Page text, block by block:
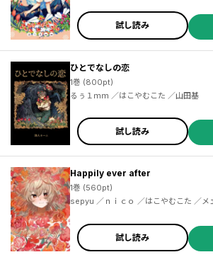
／文玲カナ ／猫草わた ／大樂よう ／餅田ぷり ／空山トキ ／五色安
朱村咲 ／小菊路よう ／えびの ／関西だし ／麻生りーち ／泉庭花
／葉山桐 ／うさみひろ ／日永みう ／犬走炯 ／星野翼 ／こうちまん
がフェスティバル実行委員会 ／卯月ココ ／帆高晴海 ／こそうねず
試し読み
ひとでなしの恋
1巻 (800pt)
るぅ１ｍｍ ／はこやむこた ／山田基
試し読み
Happily ever after
1巻 (560pt)
試し読み